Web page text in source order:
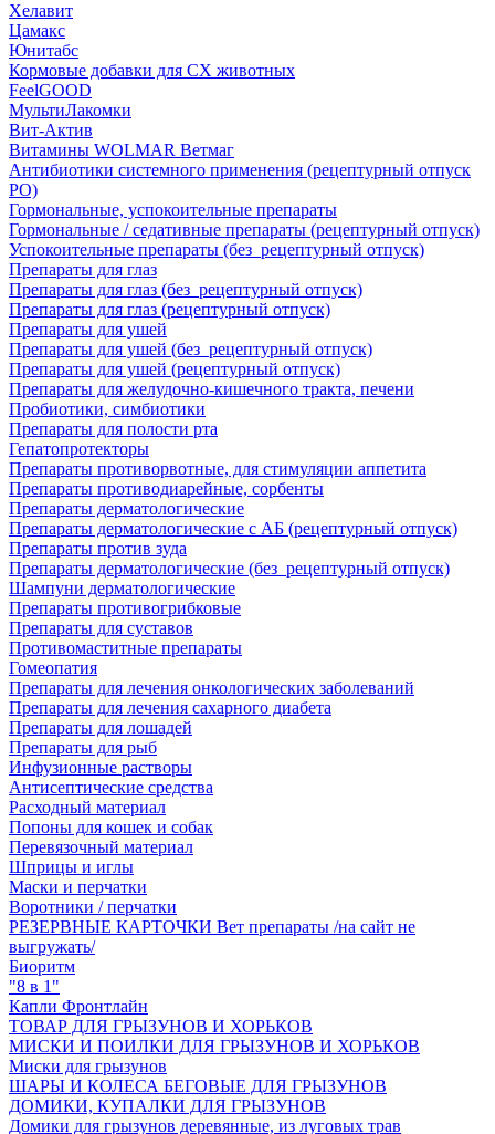
Хелавит
Цамакс
Юнитабс
Кормовые добавки для СХ животных
FeelGOOD
МультиЛакомки
Вит-Актив
Витамины WOLMAR Ветмаг
Антибиотики системного применения (рецептурный отпуск
РО)
Гормональные, успокоительные препараты
Гормональные / седативные препараты (рецептурный отпуск)
Успокоительные препараты (без_рецептурный отпуск)
Препараты для глаз
Препараты для глаз (без_рецептурный отпуск)
Препараты для глаз (рецептурный отпуск)
Препараты для ушей
Препараты для ушей (без_рецептурный отпуск)
Препараты для ушей (рецептурный отпуск)
Препараты для желудочно-кишечного тракта, печени
Пробиотики, симбиотики
Препараты для полости рта
Гепатопротекторы
Препараты противорвотные, для стимуляции аппетита
Препараты противодиарейные, сорбенты
Препараты дерматологические
Препараты дерматологические с АБ (рецептурный отпуск)
Препараты против зуда
Препараты дерматологические (без_рецептурный отпуск)
Шампуни дерматологические
Препараты противогрибковые
Препараты для суставов
Противомаститные препараты
Гомеопатия
Препараты для лечения онкологических заболеваний
Препараты для лечения сахарного диабета
Препараты для лошадей
Препараты для рыб
Инфузионные растворы
Антисептические средства
Расходный материал
Попоны для кошек и собак
Перевязочный материал
Шприцы и иглы
Маски и перчатки
Воротники / перчатки
РЕЗЕРВНЫЕ КАРТОЧКИ Вет препараты /на сайт не
выгружать/
Биоритм
"8 в 1"
Капли Фронтлайн
ТОВАР ДЛЯ ГРЫЗУНОВ И ХОРЬКОВ
МИСКИ И ПОИЛКИ ДЛЯ ГРЫЗУНОВ И ХОРЬКОВ
Миски для грызунов
ШАРЫ И КОЛЕСА БЕГОВЫЕ ДЛЯ ГРЫЗУНОВ
ДОМИКИ, КУПАЛКИ ДЛЯ ГРЫЗУНОВ
Домики для грызунов деревянные, из луговых трав